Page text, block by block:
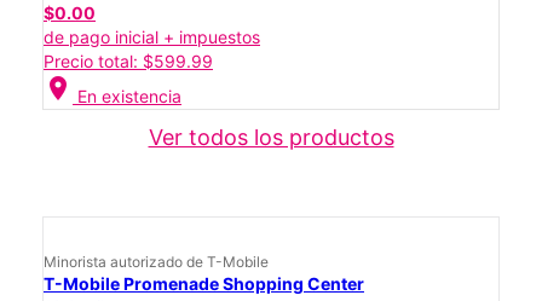
$0.00
de pago inicial + impuestos
Precio total: $599.99
location_on En existencia
Ver todos los productos
Minorista autorizado de T-Mobile
T-Mobile Promenade Shopping Center